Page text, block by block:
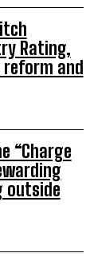
Rating,
and
“Charge
outside